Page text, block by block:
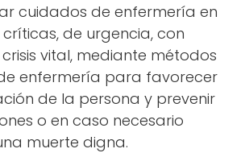
cuidados de enfermería en
de urgencia, con
vital, mediante métodos
enfermería para favorecer
de la persona y prevenir
o en caso necesario
muerte digna.